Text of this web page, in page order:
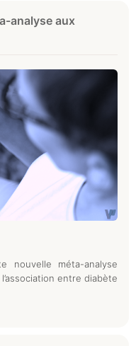
analyse aux
nouvelle méta-analyse
entre diabète